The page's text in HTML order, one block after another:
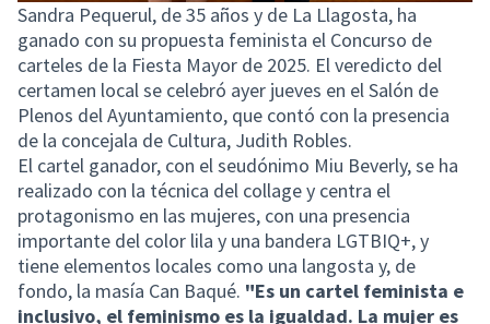
Sandra Pequerul, de 35 años y de La Llagosta, ha
ganado con su propuesta feminista el Concurso de
carteles de la Fiesta Mayor de 2025. El veredicto del
certamen local se celebró ayer jueves en el Salón de
Plenos del Ayuntamiento, que contó con la presencia
de la concejala de Cultura, Judith Robles.
El cartel ganador, con el seudónimo Miu Beverly, se ha
realizado con la técnica del collage y centra el
protagonismo en las mujeres, con una presencia
importante del color lila y una bandera LGTBIQ+, y
tiene elementos locales como una langosta y, de
fondo, la masía Can Baqué. "Es un cartel feminista e
inclusivo, el feminismo es la igualdad. La mujer es